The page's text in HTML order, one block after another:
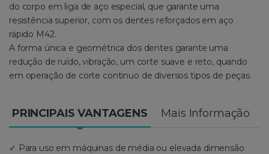
do corpo em liga de aço especial, que garante uma
resistência superior, com os dentes reforçados em aço
rápido M42.
A forma única e geométrica dos dentes garante uma
redução de ruído, vibração, um corte suave e reto, quando
em operação de corte continuo de diversos tipos de peças.
PRINCIPAIS VANTAGENS Mais Informação
✓ Para uso em máquinas de média ou elevada dimensão